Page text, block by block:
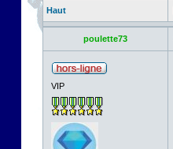
Haut
poulette73
VIP